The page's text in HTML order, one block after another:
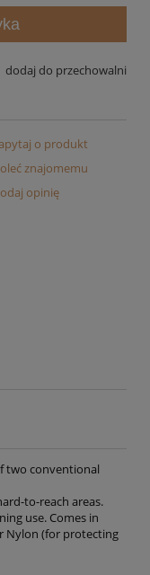
dodaj do przechowalni
o produkt
znajomemu
opinię
two conventional
to-reach areas.
use. Comes in
Nylon (for protecting